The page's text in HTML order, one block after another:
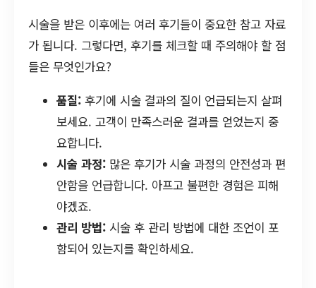
시술을 받은 이후에는 여러 후기들이 중요한 참고 자료
가 됩니다. 그렇다면, 후기를 체크할 때 주의해야 할 점
들은 무엇인가요?
품질: 후기에 시술 결과의 질이 언급되는지 살펴
보세요. 고객이 만족스러운 결과를 얻었는지 중
요합니다.
시술 과정: 많은 후기가 시술 과정의 안전성과 편
안함을 언급합니다. 아프고 불편한 경험은 피해
야겠죠.
관리 방법: 시술 후 관리 방법에 대한 조언이 포
함되어 있는지를 확인하세요.